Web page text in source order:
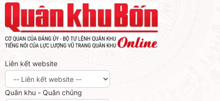
Liên kết website
Quân khu - Quân chủng